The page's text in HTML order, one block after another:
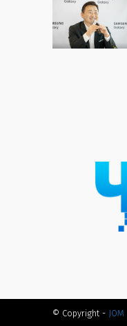
© Copyright - JOM